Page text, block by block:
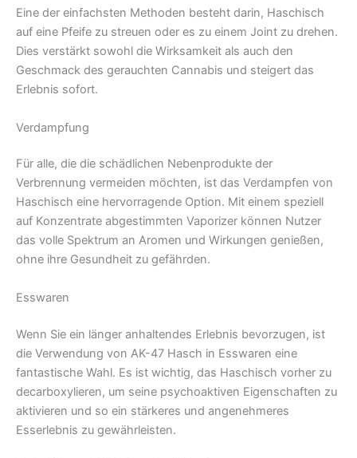
Eine der einfachsten Methoden besteht darin, Haschisch
auf eine Pfeife zu streuen oder es zu einem Joint zu drehen.
Dies verstärkt sowohl die Wirksamkeit als auch den
Geschmack des gerauchten Cannabis und steigert das
Erlebnis sofort.
Verdampfung
Für alle, die die schädlichen Nebenprodukte der
Verbrennung vermeiden möchten, ist das Verdampfen von
Haschisch eine hervorragende Option. Mit einem speziell
auf Konzentrate abgestimmten Vaporizer können Nutzer
das volle Spektrum an Aromen und Wirkungen genießen,
ohne ihre Gesundheit zu gefährden.
Esswaren
Wenn Sie ein länger anhaltendes Erlebnis bevorzugen, ist
die Verwendung von AK-47 Hasch in Esswaren eine
fantastische Wahl. Es ist wichtig, das Haschisch vorher zu
decarboxylieren, um seine psychoaktiven Eigenschaften zu
aktivieren und so ein stärkeres und angenehmeres
Esserlebnis zu gewährleisten.